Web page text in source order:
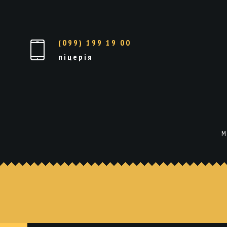
(099) 199 19 00
піцерія